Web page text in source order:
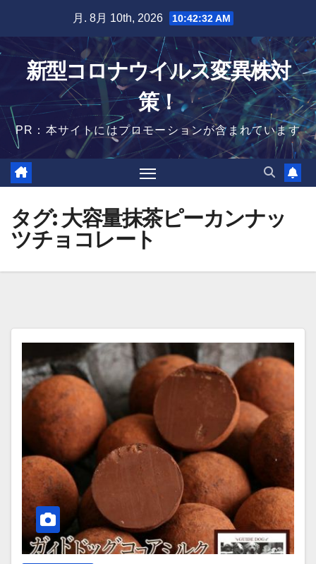
content
月. 8月 10th, 2026 10:42:32 AM
新型コロナウイルス変異株対
策！
PR：本サイトにはプロモーションが含まれています
タグ: 大容量抹茶ピーカンナッ
ツチョコレート